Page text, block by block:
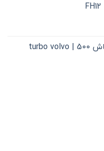
توربو شارژر ولوو اف هاش 500 | turbo volvo